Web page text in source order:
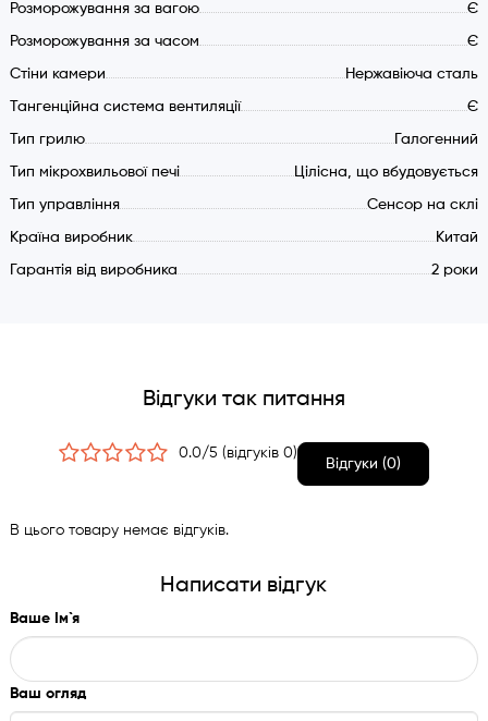
Тангенційна система охолодження
Функція відключення панелі керування (захист від
дітей)
Розморожування за вагою Є
Розморожування за часом Є
Стіни камери Нержавіюча сталь
Тангенційна система вентиляції Є
Тип грилю Галогенний
Тип мікрохвильової печі Цілісна, що вбудовується
Тип управління Сенсор на склі
Країна виробник Китай
Гарантія від виробника 2 роки
Відгуки так питання
0.0/5 (відгуків 0)
Відгуки (0)
В цього товару немає відгуків.
Написати відгук
Ваше Ім`я
Ваш огляд